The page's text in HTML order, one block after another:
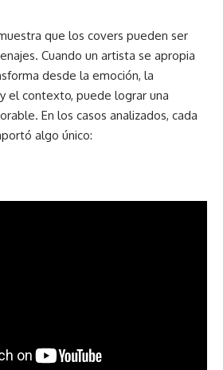
que los covers pueden ser
Cuando un artista se apropia
desde la emoción, la
el contexto, puede lograr una
En los casos analizados, cada
algo único: